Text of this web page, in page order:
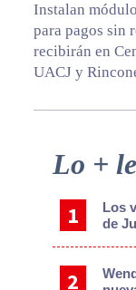
Instalan
para pagos sin
recibirán en
UACJ y
Primary
Lo +
Los
de